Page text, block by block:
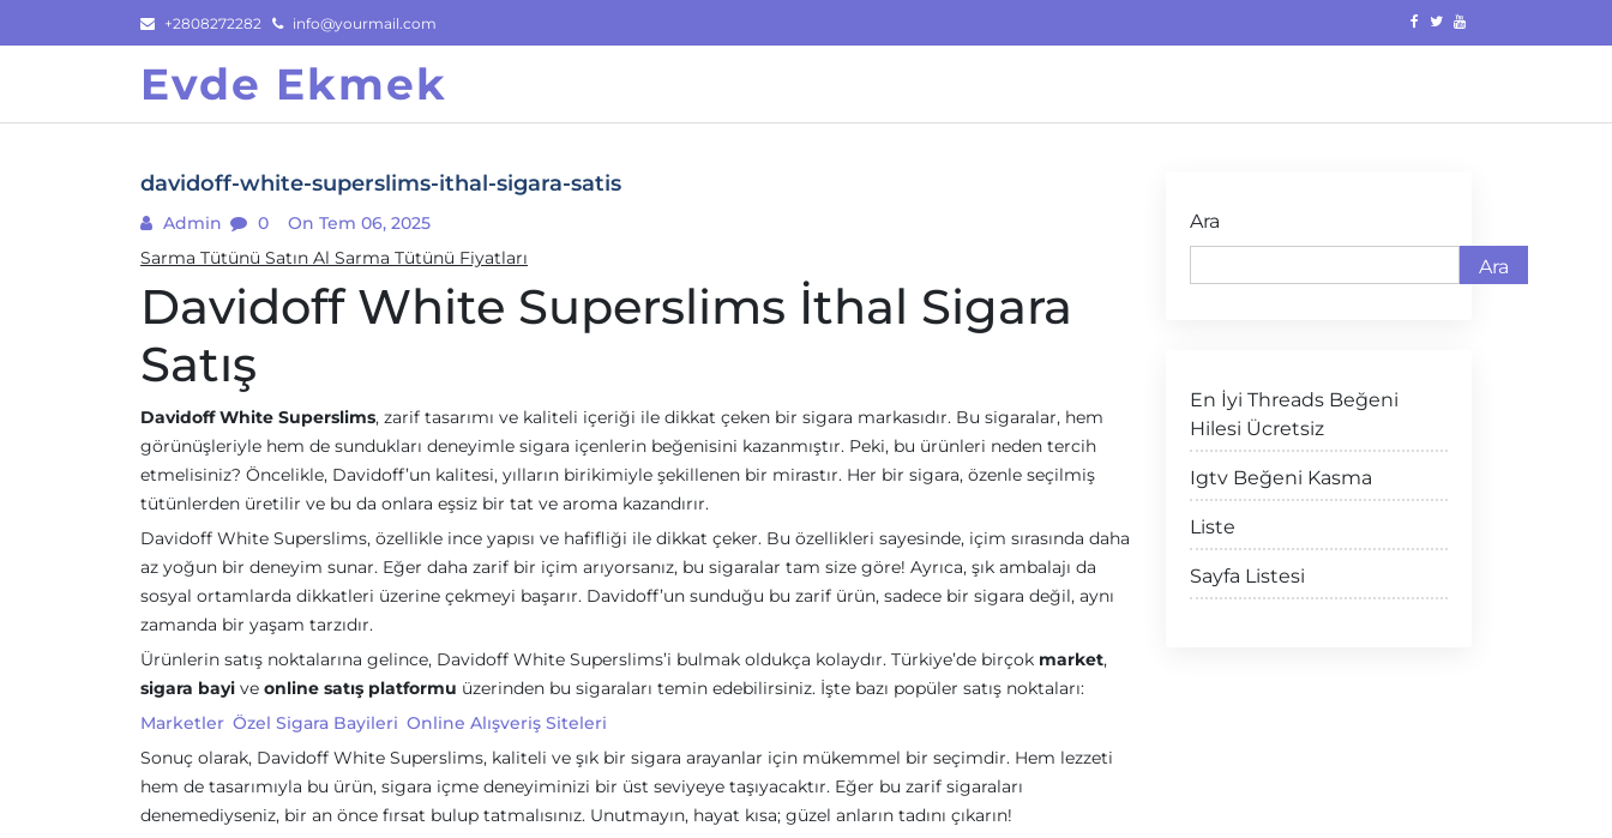
to
+2808272282 info@yourmail.com
Evde Ekmek
davidoff-white-superslims-ithal-sigara-satis
Admin 0
On Tem 06, 2025
Sarma Tütünü Satın Al Sarma Tütünü Fiyatları
Davidoff White Superslims İthal Sigara
Satış
Davidoff White Superslims, zarif tasarımı ve kaliteli içeriği ile dikkat çeken bir sigara markasıdır. Bu sigaralar, hem
görünüşleriyle hem de sundukları deneyimle sigara içenlerin beğenisini kazanmıştır. Peki, bu ürünleri neden tercih
etmelisiniz? Öncelikle, Davidoff’un kalitesi, yılların birikimiyle şekillenen bir mirastır. Her bir sigara, özenle seçilmiş
tütünlerden üretilir ve bu da onlara eşsiz bir tat ve aroma kazandırır.
Davidoff White Superslims, özellikle ince yapısı ve hafifliği ile dikkat çeker. Bu özellikleri sayesinde, içim sırasında daha
az yoğun bir deneyim sunar. Eğer daha zarif bir içim arıyorsanız, bu sigaralar tam size göre! Ayrıca, şık ambalajı da
sosyal ortamlarda dikkatleri üzerine çekmeyi başarır. Davidoff’un sunduğu bu zarif ürün, sadece bir sigara değil, aynı
zamanda bir yaşam tarzıdır.
Ürünlerin satış noktalarına gelince, Davidoff White Superslims’i bulmak oldukça kolaydır. Türkiye’de birçok market,
sigara bayi ve online satış platformu üzerinden bu sigaraları temin edebilirsiniz. İşte bazı popüler satış noktaları:
Marketler Özel Sigara Bayileri Online Alışveriş Siteleri
Sonuç olarak, Davidoff White Superslims, kaliteli ve şık bir sigara arayanlar için mükemmel bir seçimdir. Hem lezzeti
hem de tasarımıyla bu ürün, sigara içme deneyiminizi bir üst seviyeye taşıyacaktır. Eğer bu zarif sigaraları
denemediyseniz, bir an önce fırsat bulup tatmalısınız. Unutmayın, hayat kısa; güzel anların tadını çıkarın!
Ara
Ara
En İyi Threads Beğeni
Hilesi Ücretsiz
Igtv Beğeni Kasma
Liste
Sayfa Listesi